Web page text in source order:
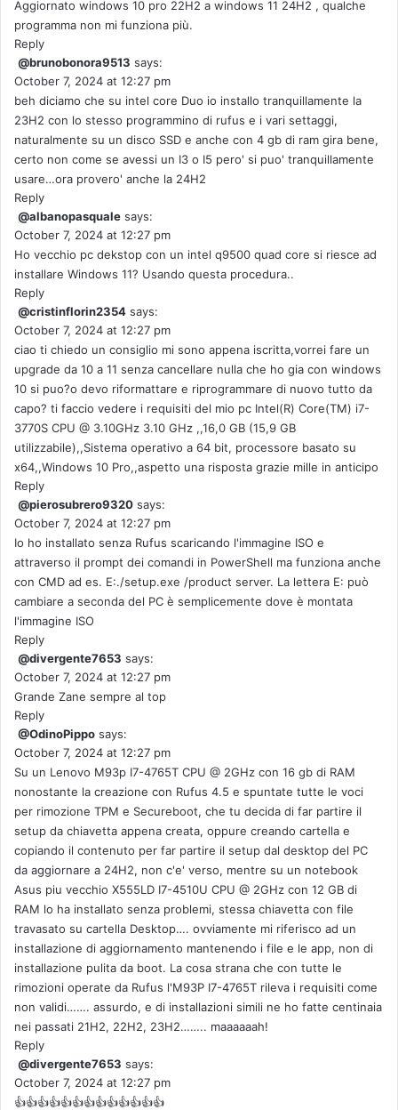
Aggiornato windows 10 pro 22H2 a windows 11 24H2 , qualche
programma non mi funziona più.
Reply
@brunobonora9513 says:
October 7, 2024 at 12:27 pm
beh diciamo che su intel core Duo io installo tranquillamente la
23H2 con lo stesso programmino di rufus e i vari settaggi,
naturalmente su un disco SSD e anche con 4 gb di ram gira bene,
certo non come se avessi un I3 o I5 pero' si puo' tranquillamente
usare…ora provero' anche la 24H2
Reply
@albanopasquale says:
October 7, 2024 at 12:27 pm
Ho vecchio pc dekstop con un intel q9500 quad core si riesce ad
installare Windows 11? Usando questa procedura..
Reply
@cristinflorin2354 says:
October 7, 2024 at 12:27 pm
ciao ti chiedo un consiglio mi sono appena iscritta,vorrei fare un
upgrade da 10 a 11 senza cancellare nulla che ho gia con windows
10 si puo?o devo riformattare e riprogrammare di nuovo tutto da
capo? ti faccio vedere i requisiti del mio pc Intel(R) Core(TM) i7-
3770S CPU @ 3.10GHz 3.10 GHz ,,16,0 GB (15,9 GB
utilizzabile),,Sistema operativo a 64 bit, processore basato su
x64,,Windows 10 Pro,,aspetto una risposta grazie mille in anticipo
Reply
@pierosubrero9320 says:
October 7, 2024 at 12:27 pm
Io ho installato senza Rufus scaricando l'immagine ISO e
attraverso il prompt dei comandi in PowerShell ma funziona anche
con CMD ad es. E:./setup.exe /product server. La lettera E: può
cambiare a seconda del PC è semplicemente dove è montata
l'immagine ISO
Reply
@divergente7653 says:
October 7, 2024 at 12:27 pm
Grande Zane sempre al top
Reply
@OdinoPippo says:
October 7, 2024 at 12:27 pm
Su un Lenovo M93p I7-4765T CPU @ 2GHz con 16 gb di RAM
nonostante la creazione con Rufus 4.5 e spuntate tutte le voci
per rimozione TPM e Secureboot, che tu decida di far partire il
setup da chiavetta appena creata, oppure creando cartella e
copiando il contenuto per far partire il setup dal desktop del PC
da aggiornare a 24H2, non c'e' verso, mentre su un notebook
Asus piu vecchio X555LD I7-4510U CPU @ 2GHz con 12 GB di
RAM lo ha installato senza problemi, stessa chiavetta con file
travasato su cartella Desktop…. ovviamente mi riferisco ad un
installazione di aggiornamento mantenendo i file e le app, non di
installazione pulita da boot. La cosa strana che con tutte le
rimozioni operate da Rufus l'M93P I7-4765T rileva i requisiti come
non validi……. assurdo, e di installazioni simili ne ho fatte centinaia
nei passati 21H2, 22H2, 23H2…….. maaaaaah!
Reply
@divergente7653 says:
October 7, 2024 at 12:27 pm
👍👍👍👍👍👍👍👍👍👍👍👍👍